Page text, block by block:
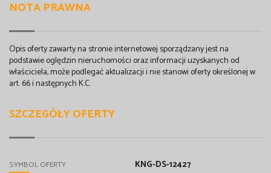
NOTA PRAWNA
Opis oferty zawarty na stronie internetowej sporządzany jest na
podstawie oględzin nieruchomości oraz informacji uzyskanych od
właściciela, może podlegać aktualizacji i nie stanowi oferty określonej w
art. 66 i następnych K.C.
SZCZEGÓŁY OFERTY
SYMBOL OFERTY KNG-DS-12427